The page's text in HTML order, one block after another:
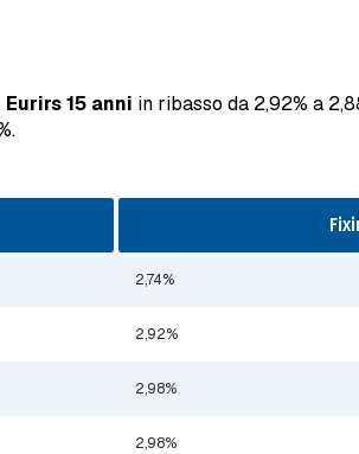
Eurirs 15 anni in ribasso da 2,92% a
2,74%
2,92%
2,98%
2,98%